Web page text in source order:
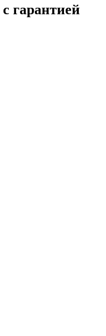
с гарантией